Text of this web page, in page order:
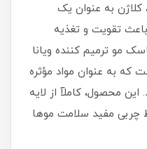
به عنوان یک
تقویت و تغذیه
مو ترمیم کننده ویانا
که به عنوان مواد مؤثره
محصول، کاملآ از لایه
چربی مفید سلامت موها